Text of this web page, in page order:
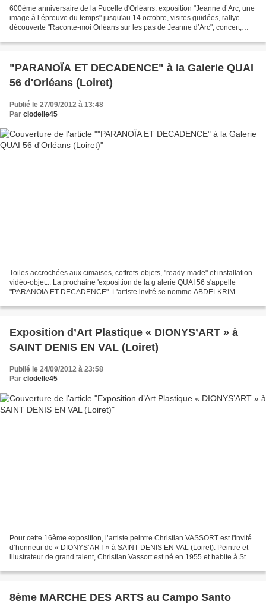
600ème anniversaire de la Pucelle d'Orléans: exposition "Jeanne d’Arc, une
image à l’épreuve du temps" jusqu'au 14 octobre, visites guidées, rallye-
découverte "Raconte-moi Orléans sur les pas de Jeanne d’Arc", concert,
"PARANOÏA ET DECADENCE" à la Galerie QUAI
56 d'Orléans (Loiret)
Publié le 27/09/2012 à 13:48
Par clodelle45
Toiles accrochées aux cimaises, coffrets-objets, "ready-made" et installation
vidéo-objet... La prochaine 'exposition de la g alerie QUAI 56 s'appelle
"PARANOÏA ET DECADENCE". L'artiste invité se nomme ABDELKRIM
Exposition d’Art Plastique « DIONYS’ART » à
SAINT DENIS EN VAL (Loiret)
Publié le 24/09/2012 à 23:58
Par clodelle45
Pour cette 16ème exposition, l’artiste peintre Christian VASSORT est l'invité
d’honneur de « DIONYS’ART » à SAINT DENIS EN VAL (Loiret). Peintre et
illustrateur de grand talent, Christian Vassort est né en 1955 et habite à St
8ème MARCHE DES ARTS au Campo Santo